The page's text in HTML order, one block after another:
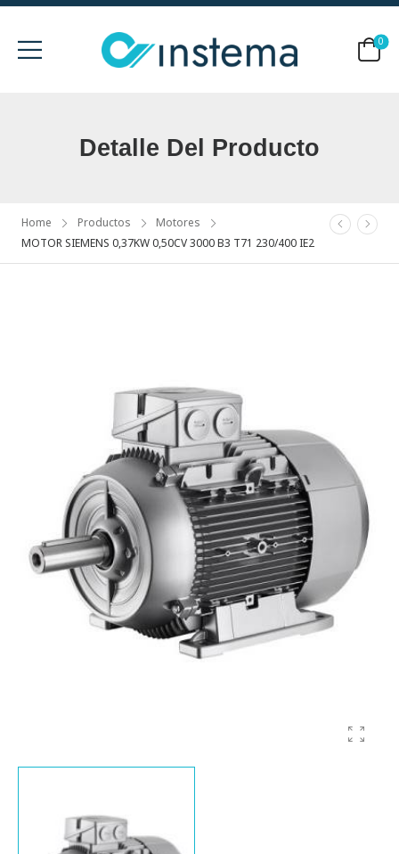
0
Detalle Del Producto
Home Productos
Motores
MOTOR SIEMENS 0,37KW 0,50CV 3000 B3 T71 230/400 IE2